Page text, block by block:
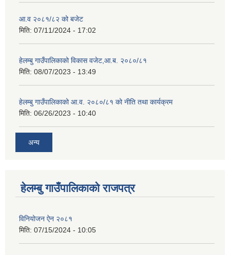
आ.व २०८१/८२ को बजेट
मिति: 07/11/2024 - 17:02
हेलम्बु गाउँपालिकाको विकास वजेट,आ.ब. २०८०/८१
मिति: 08/07/2023 - 13:49
हेलम्बु गाउँपालिकाको आ.व. २०८०/८१ को नीति तथा कार्यक्रम
मिति: 06/26/2023 - 10:40
अन्य
हेलम्बु गाउँपालिकाको राजपत्र
विनियोजन ऐन २०८१
मिति: 07/15/2024 - 10:05